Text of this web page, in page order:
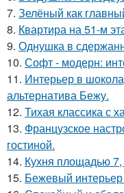
7. Зелёный как
8. Квартира на 51-м
9. Однушка в
10. Софт - модерн:
11. Интерьер в
альтернатива Бежу.
12. Тихая классика с
13. Французское
гостиной.
14. Кухня площадью 7,
15. Бежевый интерьер